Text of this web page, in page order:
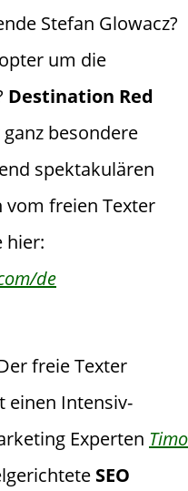
Stefan Glowacz?
um die
Destination Red
besondere
spektakulären
vom freien Texter
hier:
de
freie Texter
einen Intensiv-
Experten Timo
SEO